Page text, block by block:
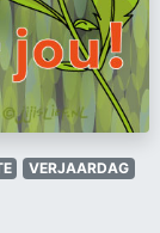
VERJAARDAG